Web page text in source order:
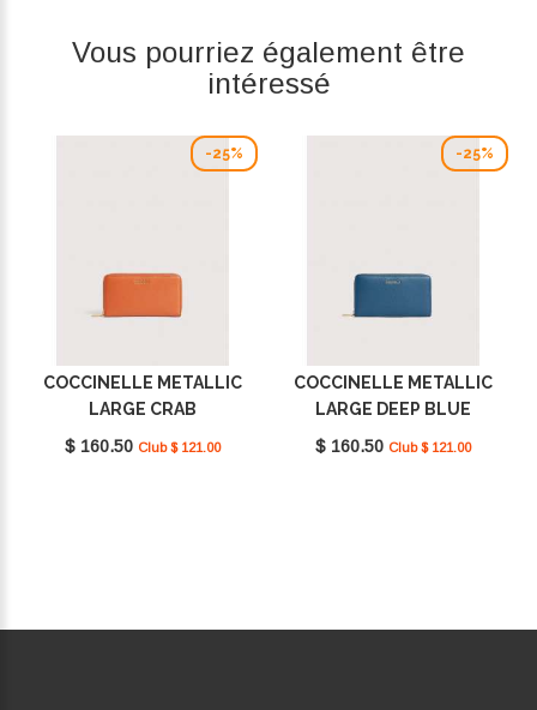
Vous pourriez également être
intéressé
-25%
COCCINELLE METALLIC
LARGE CRAB
E2MW5113201_R41
$ 160.50 Club $ 121.00
-25%
COCCINELLE METALLIC
LARGE DEEP BLUE
E2MW5113201_B27
$ 160.50 Club $ 121.00